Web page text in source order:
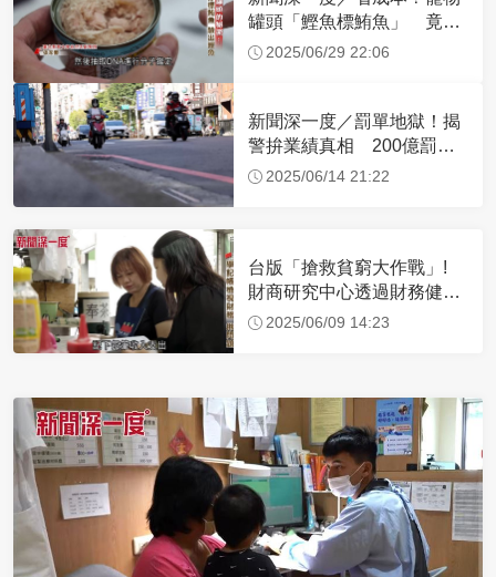
罐頭「鰹魚標鮪魚」 竟還
有保育鯊
2025/06/29 22:06
新聞深一度／罰單地獄！揭
警拚業績真相 200億罰鍰
流向不明
2025/06/14 21:22
台版「搶救貧窮大作戰」!
財商研究中心透過財務健
檢，助弱勢翻身
2025/06/09 14:23